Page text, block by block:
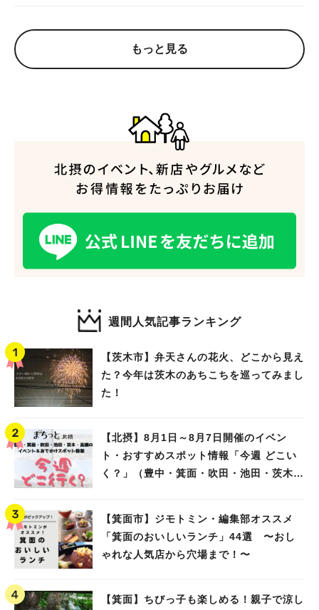
もっと見る
週間人気記事ランキング
【茨木市】弁天さんの花火、どこから見え
た？今年は茨木のあちこちを巡ってみまし
た！
【北摂】8月1日～8月7日開催のイベン
ト・おすすめスポット情報「今週 どこい
く？」（豊中・箕面・吹田・池田・茨木・
【箕面市】ジモトミン・編集部オススメ
「箕面のおいしいランチ」44選 〜おし
ゃれな人気店から穴場まで！〜
【箕面】ちびっ子も楽しめる！親子で涼し
人気のキーワード